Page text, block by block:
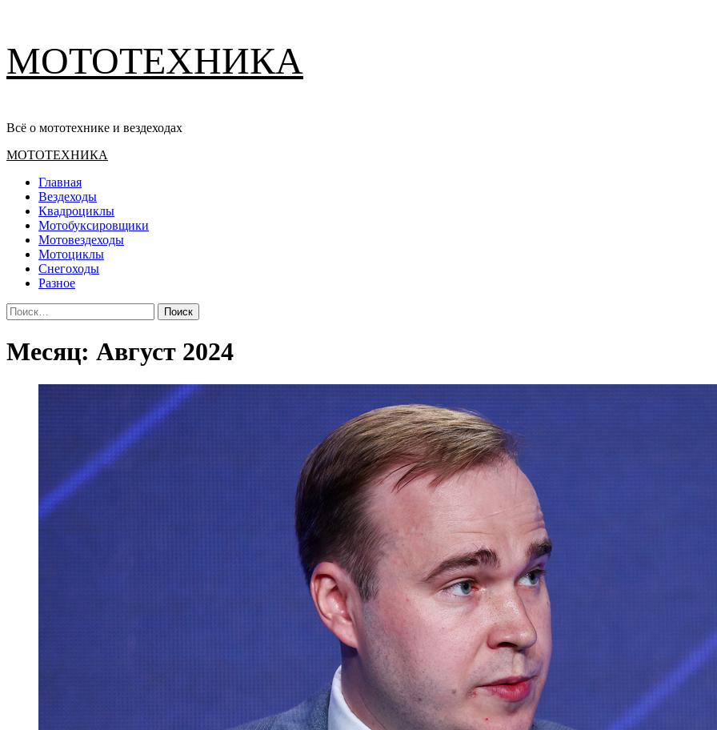
содержимому
МОТОТЕХНИКА
Всё о мототехнике и вездеходах
Основное
МОТОТЕХНИКА
Главная
Вездеходы
Квадроциклы
Мотобуксировщики
Мотовездеходы
Мотоциклы
Снегоходы
Разное
Найти:
Месяц: Август 2024